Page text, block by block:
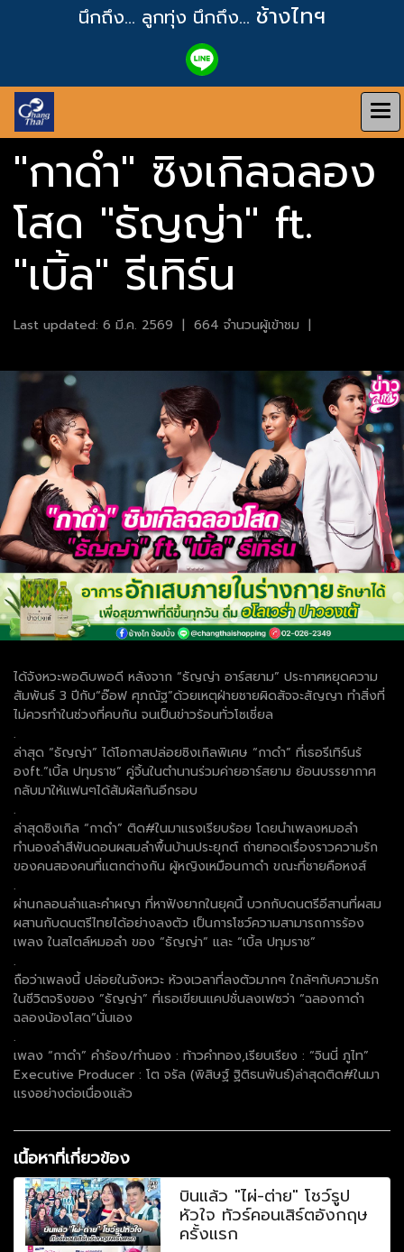
นึกถึง... ลูกทุ่ง นึกถึง... ช้างไทฯ
"กาดำ" ซิงเกิลฉลอง
โสด "ธัญญ่า" ft.
"เบิ้ล" รีเทิร์น
Last updated: 6 มี.ค. 2569 | 664 จำนวนผู้เข้าชม |
ได้จังหวะพอดิบพอดี หลังจาก “ธัญญ่า อาร์สยาม” ประกาศหยุดความ
สัมพันธ์ 3 ปีกับ“อ๊อฟ ศุภณัฐ”ด้วยเหตุฝ่ายชายผิดสัจจะสัญญา ทำสิ่งที่
ไม่ควรทำในช่วงที่คบกัน จนเป็นข่าวร้อนทั่วโซเชี่ยล
.
ล่าสุด “ธัญญ่า” ได้โอกาสปล่อยซิงเกิลพิเศษ “กาดำ” ที่เธอรีเทิร์นร้
องft.”เบิ้ล ปทุมราช” คู่จิ้นในตำนานร่วมค่ายอาร์สยาม ย้อนบรรยากาศ
กลับมาให้แฟนๆได้สัมผัสกันอีกรอบ
.
ล่าสุดซิงเกิล “กาดำ” ติด#ในมาแรงเรียบร้อย โดยนำเพลงหมอลำ
ทำนองลำสีพันดอนผสมลำพื้นบ้านประยุกต์ ถ่ายทอดเรื่องราวความรัก
ของคนสองคนที่แตกต่างกัน ผู้หญิงเหมือนกาดำ ขณะที่ชายคือหงส์
.
ผ่านกลอนลำและคำผญา ที่หาฟังยากในยุคนี้ บวกกับดนตรีอีสานที่ผสม
ผสานกับดนตรีไทยได้อย่างลงตัว เป็นการโชว์ความสามารถการร้อง
เพลง ในสไตล์หมอลำ ของ “ธัญญ่า” และ “เบิ้ล ปทุมราช”
.
ถือว่าเพลงนี้ ปล่อยในจังหวะ ห้วงเวลาที่ลงตัวมากๆ ใกล้ๆกับความรัก
ในชีวิตจริงของ ”ธัญญ่า” ที่เธอเขียนแคปชั่นลงเฟซว่า “ฉลองกาดำ
ฉลองน้องโสด”นั่นเอง
.
เพลง “กาดำ” คำร้อง/ทำนอง : ท้าวคำทอง,เรียบเรียง : “จินนี่ ภูไท”
Executive Producer : โต จรัล (พิสิษฐ์ ฐิติธนพันธ์)ล่าสุดติด#ในมา
แรงอย่างต่อเนื่องแล้ว
เนื้อหาที่เกี่ยวข้อง
บินแล้ว "ไผ่-ต่าย" โชว์รูป
หัวใจ ทัวร์คอนเสิร์ตอังกฤษ
ครั้งแรก